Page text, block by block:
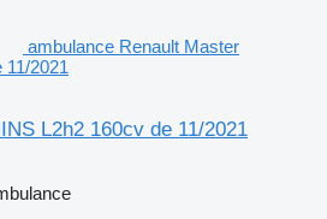
ambulance Renault Master
2021
L2h2 160cv de 11/2021